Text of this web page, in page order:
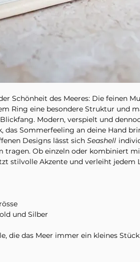
Schönheit des Meeres: Die feinen
Ring eine besondere Struktur und
Modern, verspielt und
das Sommerfeeling an deine Hand
Designs lässt sich Seashell
tragen. Ob einzeln oder kombiniert
stilvolle Akzente und verleiht jedem
und Silber
die das Meer immer ein kleines